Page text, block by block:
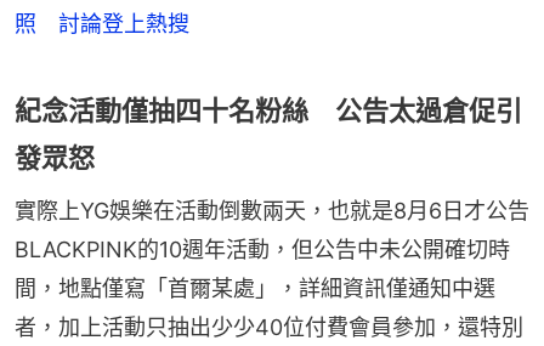
照 討論登上熱搜
紀念活動僅抽四十名粉絲 公告太過倉促引
發眾怒
實際上YG娛樂在活動倒數兩天，也就是8月6日才公告
BLACKPINK的10週年活動，但公告中未公開確切時
間，地點僅寫「首爾某處」，詳細資訊僅通知中選
者，加上活動只抽出少少40位付費會員參加，還特別